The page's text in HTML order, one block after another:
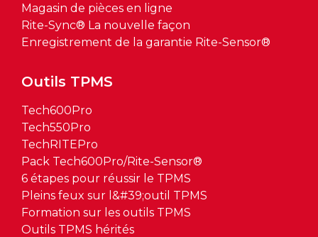
Magasin de pièces en ligne
Rite-Sync® La nouvelle façon
Enregistrement de la garantie Rite-Sensor®
Outils TPMS
Tech600Pro
Tech550Pro
TechRITEPro
Pack Tech600Pro/Rite-Sensor®
6 étapes pour réussir le TPMS
Pleins feux sur l&#39;outil TPMS
Formation sur les outils TPMS
Outils TPMS hérités